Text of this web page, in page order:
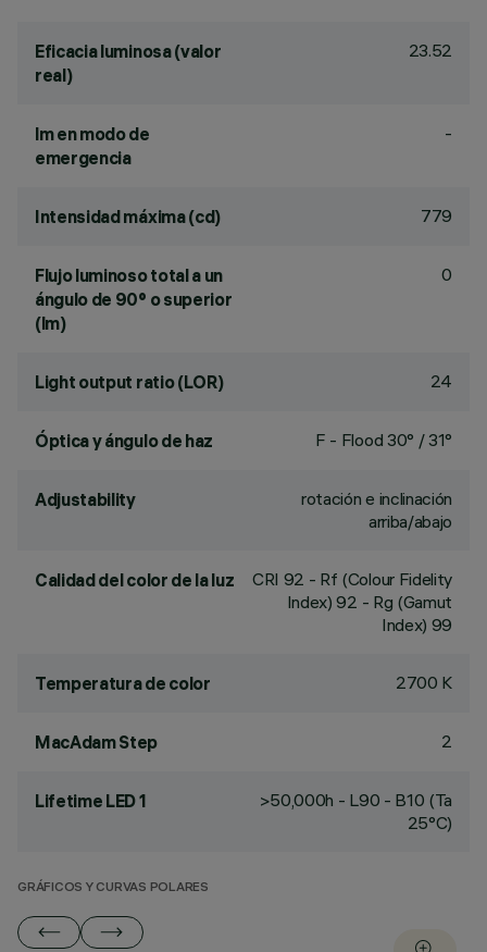
Eficacia luminosa (valor
real)
23.52
lm en modo de
emergencia
-
Intensidad máxima (cd) 779
Flujo luminoso total a un
ángulo de 90° o superior
(lm)
0
Light output ratio (LOR) 24
Óptica y ángulo de haz F - Flood 30° / 31°
Adjustability
rotación e inclinación
arriba/abajo
Calidad del color de la luz CRI 92 - Rf (Colour Fidelity
Index) 92 - Rg (Gamut
Index) 99
Temperatura de color 2700 K
MacAdam Step 2
Lifetime LED 1
>50,000h - L90 - B10 (Ta
25°C)
GRÁFICOS Y CURVAS POLARES